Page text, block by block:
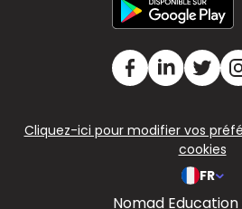
Cliquez-ici pour modifier vos
cookies
FR
Nomad